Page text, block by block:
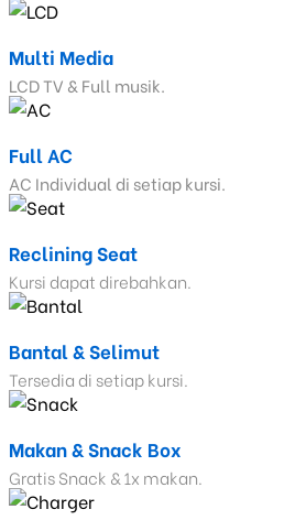
Multi Media
LCD TV & Full musik.
Full AC
AC Individual di setiap kursi.
Reclining Seat
Kursi dapat direbahkan.
Bantal & Selimut
Tersedia di setiap kursi.
Makan & Snack Box
Gratis Snack & 1x makan.